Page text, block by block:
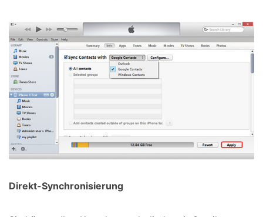
Direkt-Synchronisierung